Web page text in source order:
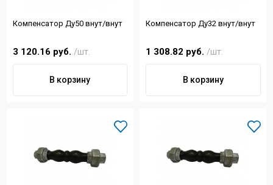
Компенсатор Ду50 внут/внут
3 120.16 руб. /шт.
В корзину
Компенсатор Ду32 внут/внут
1 308.82 руб. /шт.
В корзину